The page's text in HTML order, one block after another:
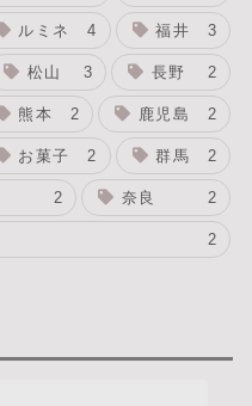
ルミネ 4 福井 3
松山 3 長野 2
熊本 2 鹿児島 2
お菓子 2 群馬 2
2 奈良 2
2